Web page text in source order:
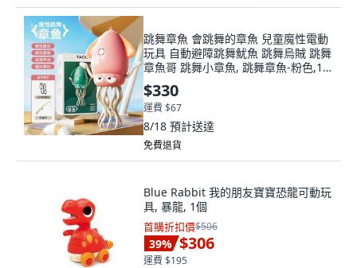
跳舞章魚 會跳舞的章魚 兒童魔性電動
玩具 自動避障跳舞魷魚 跳舞烏賊 跳舞
章魚哥 跳舞小章魚, 跳舞章魚-粉色,1
個, 1個
$330
運費 $67
8/18 預計送達
免費退貨
Blue Rabbit 我的朋友寶寶恐龍可動玩
具, 暴龍, 1個
首購折扣價$506
39% $306
運費 $195